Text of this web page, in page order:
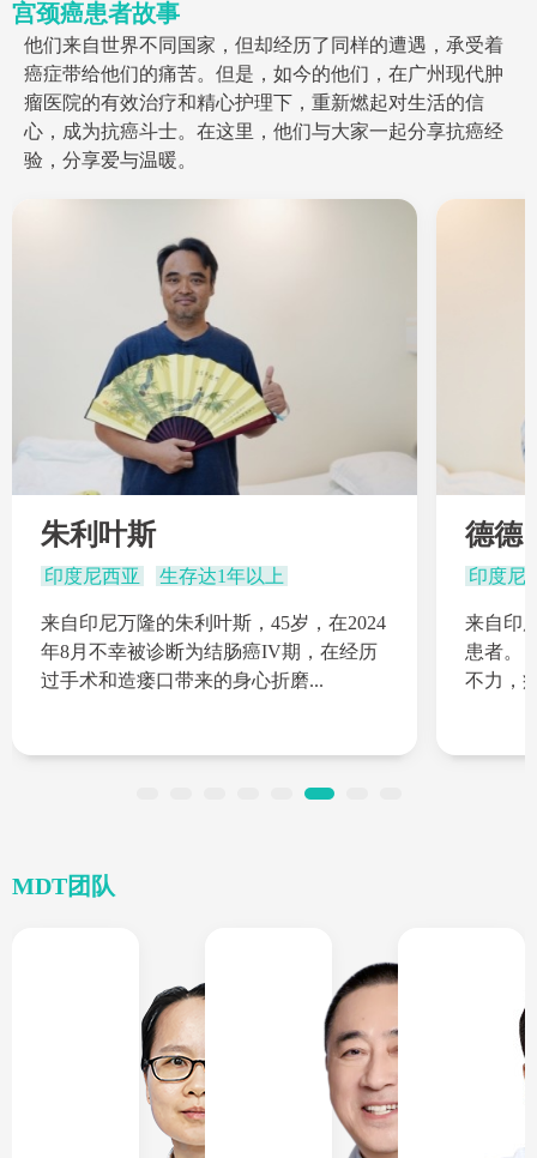
宫颈癌患者故事
他们来自世界不同国家，但却经历了同样的遭遇，承受着
癌症带给他们的痛苦。但是，如今的他们，在广州现代肿
瘤医院的有效治疗和精心护理下，重新燃起对生活的信
心，成为抗癌斗士。在这里，他们与大家一起分享抗癌经
验，分享爱与温暖。
朱利叶斯
印度尼西亚 生存达1年以上
来自印尼万隆的朱利叶斯，45岁，在2024
年8月不幸被诊断为结肠癌IV期，在经历
过手术和造瘘口带来的身心折磨...
德德
印度尼
来自印
患者。
不力，
MDT团队